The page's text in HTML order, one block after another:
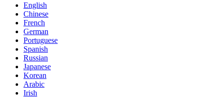
English
Chinese
French
German
Portuguese
Spanish
Russian
Japanese
Korean
Arabic
Irish